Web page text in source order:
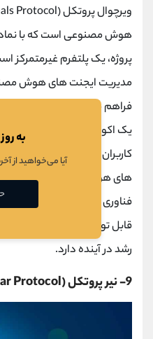
پروژه، یک پلتفرم
مدیریت ایجنت ‌های هوش
فراهم می‌کند. با استفاده از
یک اکوسیستم شفاف و مبتنی
کاربران می‌ توانند با آن
های هوش مصنوعی بهره
فناوری بلاک چین و هوش
قابل‌ توجهی در حوزه‌ های
رشد در آینده دارد.
9- نیر پروتکل (Near Protocol)
به
آیا می‌خواهید از